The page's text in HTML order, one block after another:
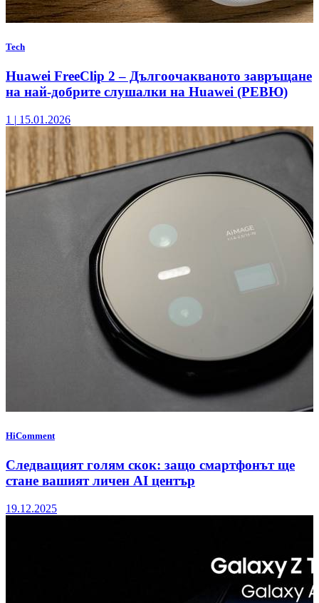
Tech
Huawei FreeClip 2 – Дългоочакваното завръщане
на най-добрите слушалки на Huawei (РЕВЮ)
1 | 15.01.2026
HiComment
Следващият голям скок: защо смартфонът ще
стане вашият личен AI център
19.12.2025